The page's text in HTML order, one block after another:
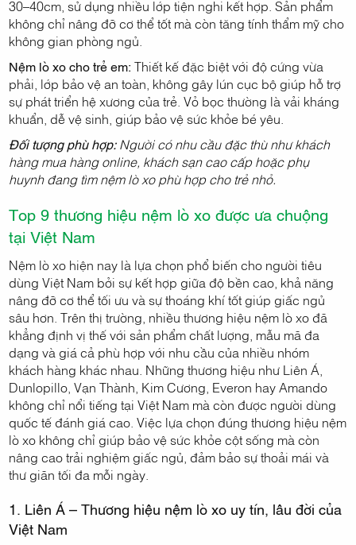
30–40cm, sử dụng nhiều lớp tiện nghi kết hợp. Sản phẩm
không chỉ nâng đỡ cơ thể tốt mà còn tăng tính thẩm mỹ cho
không gian phòng ngủ.
Nệm lò xo cho trẻ em:Thiết kế đặc biệt với độ cứng vừa
phải, lớp bảo vệ an toàn, không gây lún cục bộ giúp hỗ trợ
sự phát triển hệ xương của trẻ. Vỏ bọc thường là vải kháng
khuẩn, dễ vệ sinh, giúp bảo vệ sức khỏe bé yêu.
Đối tượng phù hợp:Người có nhu cầu đặc thù như khách
hàng mua hàng online, khách sạn cao cấp hoặc phụ
huynh đang tìm nệm lò xo phù hợp cho trẻ nhỏ.
Top 9 thương hiệu nệm lò xo được ưa chuộng
tại Việt Nam
Nệm lò xo hiện nay là lựa chọn phổ biến cho người tiêu
dùng Việt Nam bởi sự kết hợp giữa độ bền cao, khả năng
nâng đỡ cơ thể tối ưu và sự thoáng khí tốt giúp giấc ngủ
sâu hơn. Trên thị trường, nhiều thương hiệu nệm lò xo đã
khẳng định vị thế với sản phẩm chất lượng, mẫu mã đa
dạng và giá cả phù hợp với nhu cầu của nhiều nhóm
khách hàng khác nhau. Những thương hiệu như Liên Á,
Dunlopillo, Vạn Thành, Kim Cương, Everon hay Amando
không chỉ nổi tiếng tại Việt Nam mà còn được người dùng
quốc tế đánh giá cao. Việc lựa chọn đúng thương hiệu nệm
lò xo không chỉ giúp bảo vệ sức khỏe cột sống mà còn
nâng cao trải nghiệm giấc ngủ, đảm bảo sự thoải mái và
thư giãn tối đa mỗi ngày.
1. Liên Á – Thương hiệu nệm lò xo uy tín, lâu đời của
Việt Nam